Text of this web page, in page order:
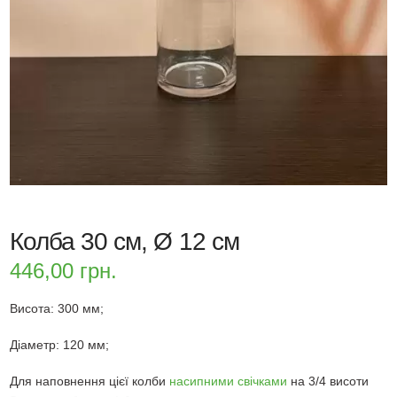
Колба 30 см, Ø 12 см
446,00 грн.
Висота: 300 мм;
Діаметр: 120 мм;
Для наповнення цієї колби насипними свічками на 3/4 висоти